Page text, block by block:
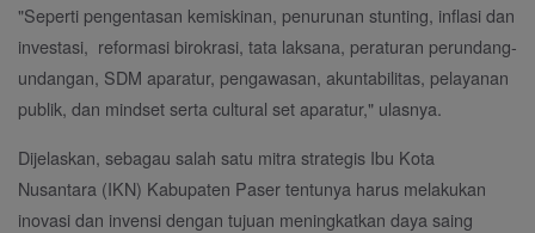
"Seperti pengentasan kemiskinan, penurunan stunting, inflasi dan
investasi, reformasi birokrasi, tata laksana, peraturan perundang-
undangan, SDM aparatur, pengawasan, akuntabilitas, pelayanan
publik, dan mindset serta cultural set aparatur," ulasnya.
Dijelaskan, sebagau salah satu mitra strategis Ibu Kota
Nusantara (IKN) Kabupaten Paser tentunya harus melakukan
inovasi dan invensi dengan tujuan meningkatkan daya saing